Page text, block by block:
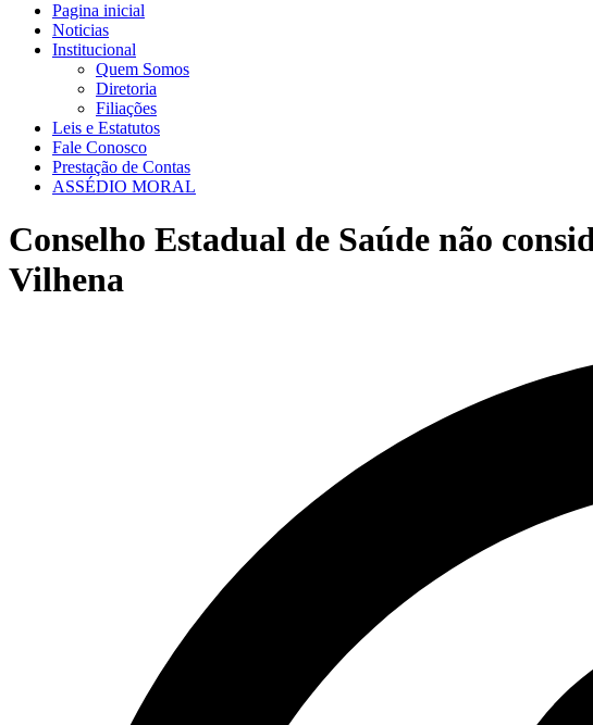
Pagina inicial
Noticias
Institucional
Quem Somos
Diretoria
Filiações
Leis e Estatutos
Fale Conosco
Prestação de Contas
ASSÉDIO MORAL
Conselho Estadual de Saúde não
Vilhena